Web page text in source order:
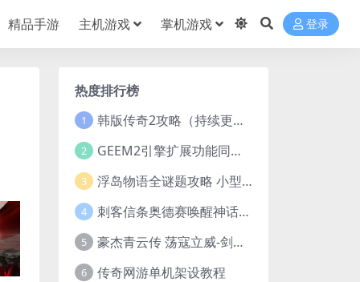
精品手游 主机游戏 掌机游戏 登录
热度排行榜
1 韩版传奇2攻略（持续更新）
2 GEEM2引擎扩展功能同步捡物、角色自动捡物
3 浮岛物语全谜题攻略 小型谜题解谜汇总
4 刺客信条奥德赛唤醒神话谜题答案 斯芬克斯主线攻略
5 豪杰青云传 荡寇立威-剑舞红尘-英雄志楼(解压即玩)
6 传奇网游单机架设教程